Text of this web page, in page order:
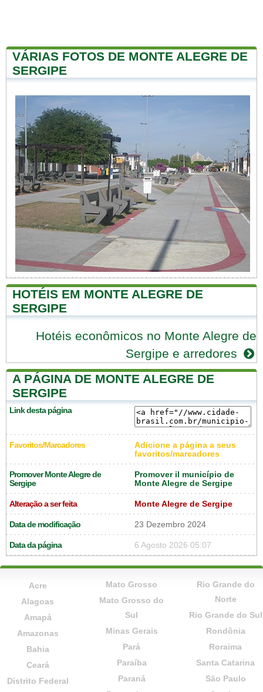
VÁRIAS FOTOS DE MONTE ALEGRE DE
SERGIPE
HOTÉIS EM MONTE ALEGRE DE
SERGIPE
Hotéis econômicos no Monte Alegre de
Sergipe e arredores
A PÁGINA DE MONTE ALEGRE DE
SERGIPE
Link desta página
Favoritos/Marcadores
Adicione a página a seus
favoritos/marcadores
Promover Monte Alegre de
Sergipe
Promover il município de
Monte Alegre de Sergipe
Alteração a ser feita Monte Alegre de Sergipe
Data de modificação 23 Dezembro 2024
Data da página 6 Agosto 2026 05:07
Acre
Alagoas
Amapá
Amazonas
Bahia
Ceará
Distrito Federal
Mato Grosso
Mato Grosso do
Sul
Minas Gerais
Pará
Paraíba
Paraná
Rio Grande do
Norte
Rio Grande do Sul
Rondônia
Roraima
Santa Catarina
São Paulo